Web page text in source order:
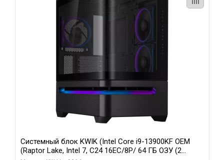
Системный блок KWIK (Intel Core i9-13900KF OEM
(Raptor Lake, Intel 7, C24 16EC/8P/ 64 ГБ ОЗУ (2